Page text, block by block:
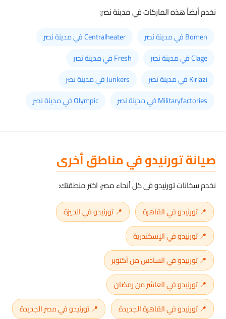
نخدم أيضاً هذه الماركات في مدينة نصر:
Bomen في مدينة نصر
Centralheater في مدينة نصر
Clage في مدينة نصر
Fresh في مدينة نصر
Kiriazi في مدينة نصر
Junkers في مدينة نصر
Militaryfactories في مدينة نصر
Olympic في مدينة نصر
صيانة تورنيدو في مناطق أخرى
نخدم سخانات تورنيدو في كل أنحاء مصر، اختر منطقتك:
📍 تورنيدو في القاهرة
📍 تورنيدو في الجيزة
📍 تورنيدو في الإسكندرية
📍 تورنيدو في السادس من أكتوبر
📍 تورنيدو في العاشر من رمضان
📍 تورنيدو في القاهرة الجديدة
📍 تورنيدو في مصر الجديدة